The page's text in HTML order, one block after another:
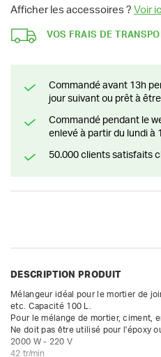
Afficher les accessoires ? Voir
VOS FRAIS DE
Commandé avant 13h pendant la semaine? Livré le
jour suivant ou prêt à
Commandé pendant le weekend? Livré ou prêt à être
enlevé à partir du lundi à
50.000 clients satisfaits
DESCRIPTION PRODUIT
Mélangeur idéal pour le mortier de
etc. Capacité 100 L.
Pour le mélange de mortier, ciment,
Ne doit pas être utilisé pour l'époxy
2000 W - 220 V
42 tr/min